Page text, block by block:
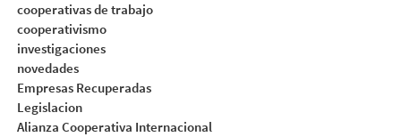
cooperativas de trabajo
cooperativismo
investigaciones
novedades
Empresas Recuperadas
Legislacion
Alianza Cooperativa Internacional